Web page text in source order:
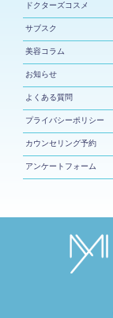
ドクターズコスメ
サブスク
美容コラム
お知らせ
よくある質問
プライバシーポリシー
カウンセリング予約
アンケートフォーム